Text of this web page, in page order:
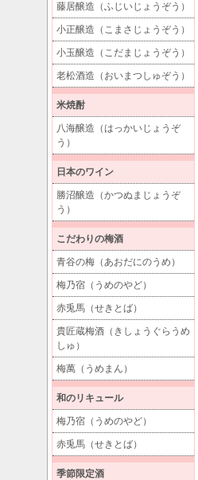
藤居醸造（ふじいじょうぞう）
小正醸造（こまさじょうぞう）
小玉醸造（こだまじょうぞう）
老松酒造（おいまつしゅぞう）
米焼酎
八海醸造（はっかいじょうぞ
う）
日本のワイン
勝沼醸造（かつぬまじょうぞ
う）
こだわりの梅酒
青谷の梅（あおだにのうめ）
梅乃宿（うめのやど）
赤兎馬（せきとば）
貴匠蔵梅酒（きしょうぐらうめ
しゅ）
梅萬（うめまん）
和のリキュール
梅乃宿（うめのやど）
赤兎馬（せきとば）
季節限定酒